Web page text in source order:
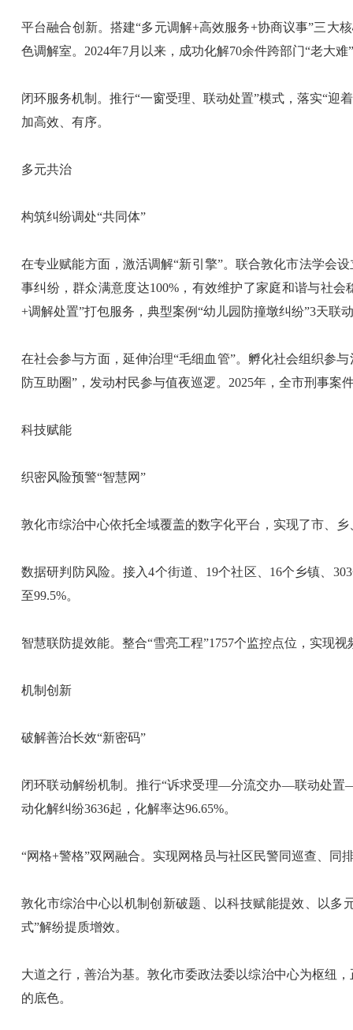
平台融合创新。搭建“多元调解+高效服务+协商议事”三大
色调解室。2024年7月以来，成功化解70余件跨部门“老大
闭环服务机制。推行“一窗受理、联动处置”模式，落实“
加高效、有序。
多元共治
构筑纠纷调处“共同体”
在专业赋能方面，激活调解“新引擎”。联合敦化市法学会
事纠纷，群众满意度达100%，有效维护了家庭和谐与社
+调解处置”打包服务，典型案例“幼儿园防撞墩纠纷”3天联
在社会参与方面，延伸治理“毛细血管”。孵化社会组织参
防互助圈”，发动村民参与值夜巡逻。2025年，全市刑事案
科技赋能
织密风险预警“智慧网”
敦化市综治中心依托全域覆盖的数字化平台，实现了市、乡
数据研判防风险。接入4个街道、19个社区、16个乡镇、
至99.5%。
智慧联防提效能。整合“雪亮工程”1757个监控点位，实现
机制创新
破解善治长效“新密码”
闭环联动解纷机制。推行“诉求受理—分流交办—联动处置
动化解纠纷3636起，化解率达96.65%。
“网格+警格”双网融合。实现网格员与社区民警同巡查、同
敦化市综治中心以机制创新破题、以科技赋能提效、以多
式”解纷提质增效。
大道之行，善治为基。敦化市委政法委以综治中心为枢纽
的底色。